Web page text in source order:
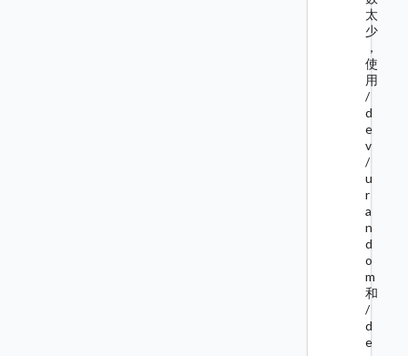
太
少
，
使
用
/
d
e
v
/
u
r
a
n
d
o
m
和
/
d
e